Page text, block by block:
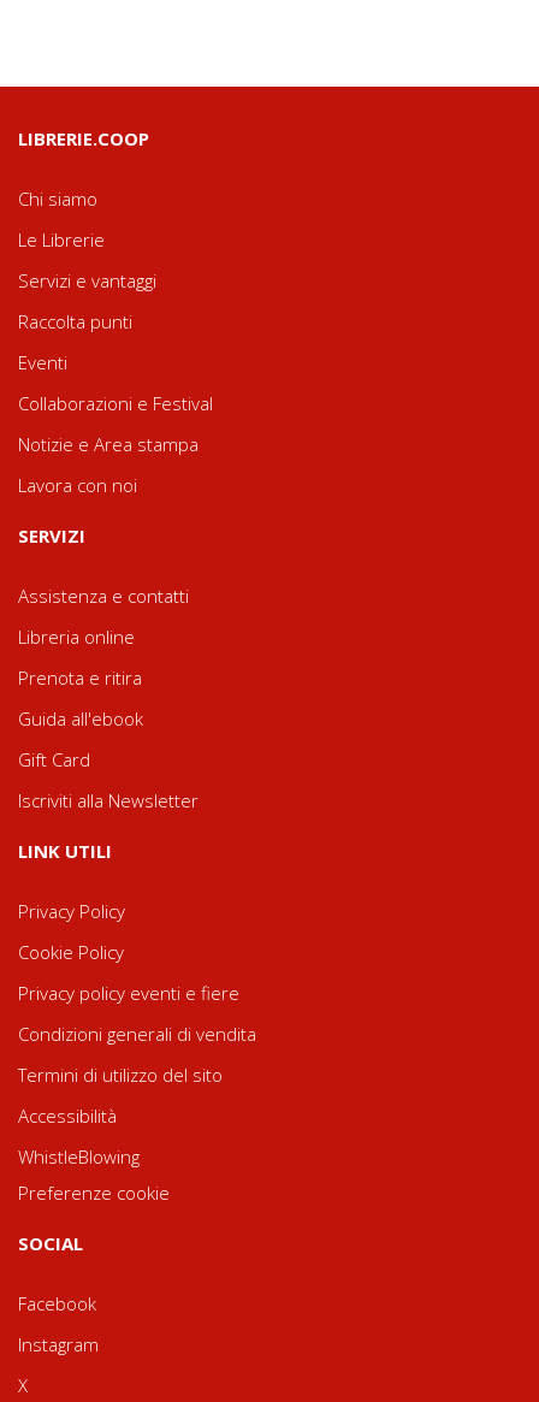
LIBRERIE.COOP
Chi siamo
Le Librerie
Servizi e vantaggi
Raccolta punti
Eventi
Collaborazioni e Festival
Notizie e Area stampa
Lavora con noi
SERVIZI
Assistenza e contatti
Libreria online
Prenota e ritira
Guida all'ebook
Gift Card
Iscriviti alla Newsletter
LINK UTILI
Privacy Policy
Cookie Policy
Privacy policy eventi e fiere
Condizioni generali di vendita
Termini di utilizzo del sito
Accessibilità
WhistleBlowing
Preferenze cookie
SOCIAL
Facebook
Instagram
X